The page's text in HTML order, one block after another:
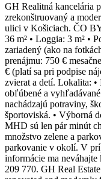
GH Realitná kancelária
zrekonštruovaný a
ulici v Košiciach. ČO
36 m² • Loggia: 3 m² •
zariadený (ako na
prenájmu: 750 €
€ (platí sa pri podpise
zvierat a detí. Lokalita:
obľúbené a
nachádzajú potraviny,
športoviská. • Výborná
MHD sú len pár minút
množstvo zelene a
parkovanie v okolí. V
informácie ma
209 770. GH Real